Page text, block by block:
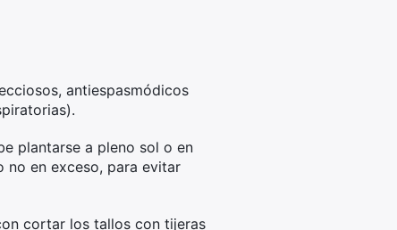
antiespasmódicos
plantarse a pleno sol o en
no en exceso, para evitar
cortar los tallos con tijeras